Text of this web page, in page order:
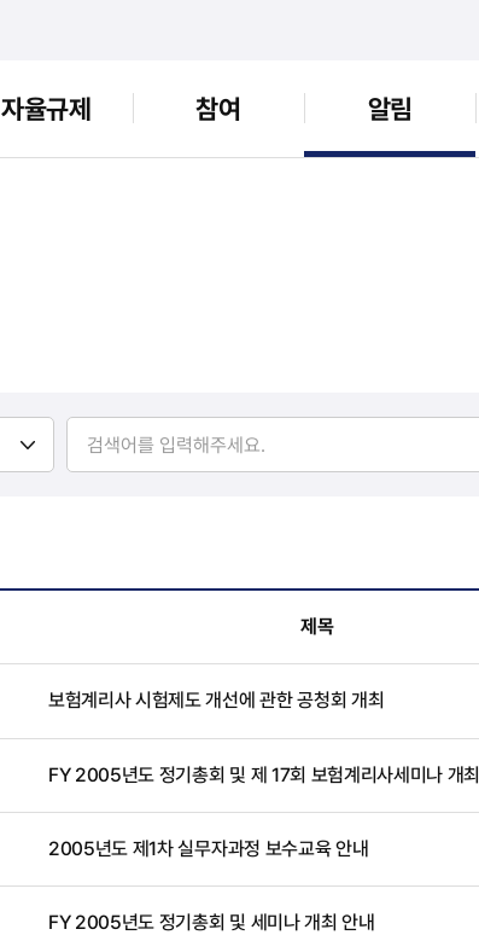
자율규제 참여 알림
제목
보험계리사 시험제도 개선에 관한 공청회 개최
FY 2005년도 정기총회 및 제 17회 보험계리사세미나 개최
2005년도 제1차 실무자과정 보수교육 안내
FY 2005년도 정기총회 및 세미나 개최 안내